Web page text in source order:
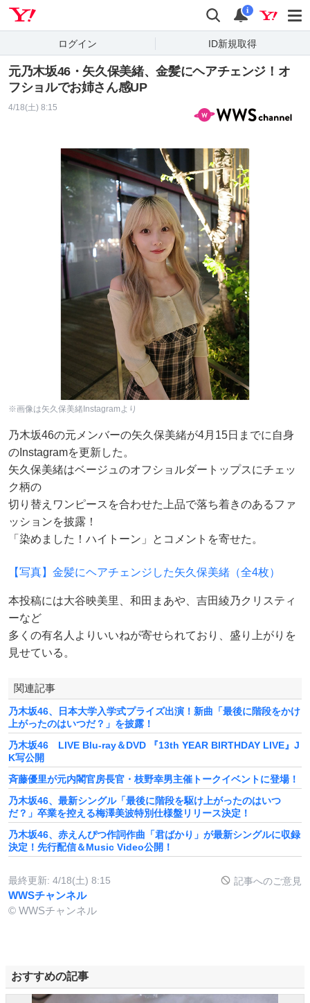
検索 通知
i
ログイン ID新規取得
元乃木坂46・矢久保美緒、金髪にヘアチェンジ！オ
フショルでお姉さん感UP
4/18(土) 8:15
※画像は矢久保美緒Instagramより
乃木坂46の元メンバーの矢久保美緒が4月15日までに自身
のInstagramを更新した。
矢久保美緒はベージュのオフショルダートップスにチェッ
ク柄の
切り替えワンピースを合わせた上品で落ち着きのあるファ
ッションを披露！
「染めました！ハイトーン」とコメントを寄せた。
【写真】金髪にヘアチェンジした矢久保美緒（全4枚）
本投稿には大谷映美里、和田まあや、吉田綾乃クリスティ
ーなど
多くの有名人よりいいねが寄せられており、盛り上がりを
見せている。
関連記事
乃木坂46、日本大学入学式プライズ出演！新曲「最後に階段をかけ
上がったのはいつだ？」を披露！
乃木坂46 LIVE Blu-ray＆DVD 『13th YEAR BIRTHDAY LIVE』J
K写公開
斉藤優里が元内閣官房長官・枝野幸男主催トークイベントに登場！
乃木坂46、最新シングル「最後に階段を駆け上がったのはいつ
だ？」卒業を控える梅澤美波特別仕様盤リリース決定！
乃木坂46、赤えんぴつ作詞作曲「君ばかり」が最新シングルに収録
決定！先行配信＆Music Video公開！
最終更新: 4/18(土) 8:15 記事へのご意見
WWSチャンネル
© WWSチャンネル
おすすめの記事